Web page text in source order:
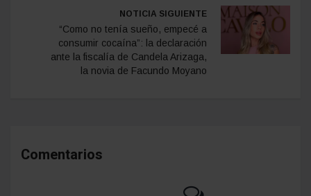
NOTICIA SIGUIENTE
“Como no tenía sueño, empecé a
consumir cocaína”: la declaración
ante la fiscalía de Candela Arizaga,
la novia de Facundo Moyano
Comentarios